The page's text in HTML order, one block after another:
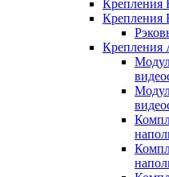
Крепления
Крепления
Крепления